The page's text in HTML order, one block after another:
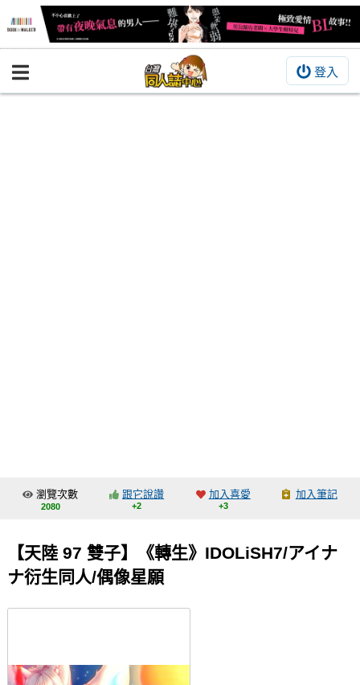
登入
BOOKY書集倉庫
交流中心
會員功能選單
瀏覽次數
2080
跟它說讚
+2
加入喜愛
+3
加入筆記
【天陸 97 雙子】《轉生》IDOLiSH7/アイナ
ナ衍生同人/偶像星願